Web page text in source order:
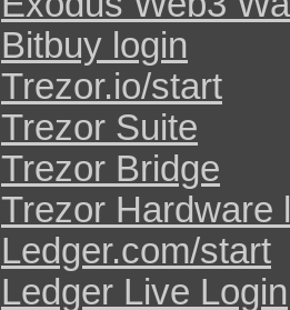
Bitbuy login
Trezor.io/start
Trezor Suite
Trezor Bridge
Trezor Hardware
Ledger.com/start
Ledger Live Login